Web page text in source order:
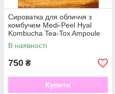
Сироватка для обличчя з
комбучем Medi-Peel Hyal
Kombucha Tea-Tox Ampoule
В наявності
750 ₴
Купити